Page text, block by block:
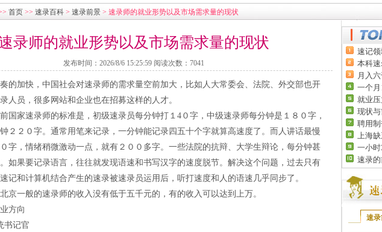
首页 >> 速录百科 > 速录前景 > 速录师的就业形势以及市场需求量的现状
录师的就业形势以及市场需求量的现状
发布时间： 2026/8/6 15:25:59 阅读次数： 7041
的加快，中国社会对速录师的需求量空前加大，比如人大常委会、法院、外交部也开
人员，很多网站和企业也在招募这样的人才。
国家速录师的标准是，初级速录员每分钟打１4０字，中级速录师每分钟是１８０字，
２２０字。通常用笔来记录，一分钟能记录四五十个字就算高速度了。而人讲话最慢
字，情绪稍微激动一点，就有２００多字。一些法院的抗辩、大学生辩论，每分钟甚
如果要记录语言，往往就发现语速和书写汉字的速度脱节。解决这个问题，过去只有
记和计算机结合产生的速录被速录员运用后，听打速度和人的语速几乎同步了。
京一般的速录师的收入没有低于五千元的，有的收入可以达到上万。
方向
书记官
速记
本科
月入
一个
就业
现状
聘用
上海
一小
速录的
速